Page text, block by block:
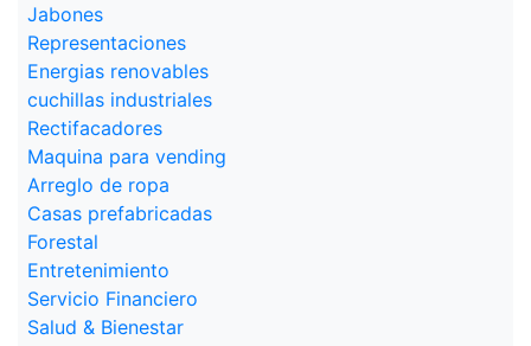
Jabones
Representaciones
Energias renovables
cuchillas industriales
Rectifacadores
Maquina para vending
Arreglo de ropa
Casas prefabricadas
Forestal
Entretenimiento
Servicio Financiero
Salud & Bienestar